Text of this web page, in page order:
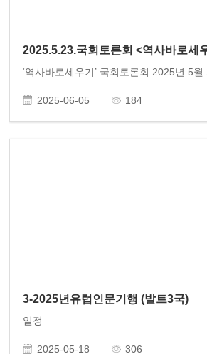
2025.5.23.국회토론회 <역사바로세
2025-06-05 184
3-2025년유럽인문기행 (발트3국)
일정
2025-05-18 306